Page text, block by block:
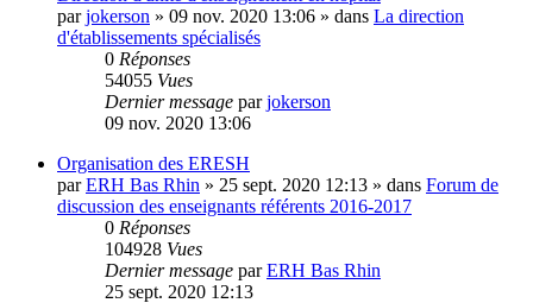
parjokerson » 09 nov. 2020 13:06 » dans La direction
d'établissements spécialisés
0 Réponses
54055 Vues
Dernier message parjokerson
09 nov. 2020 13:06
Organisation des ERESH
parERH Bas Rhin » 25 sept. 2020 12:13 » dans Forum de
discussion des enseignants référents 2016-2017
0 Réponses
104928 Vues
Dernier message parERH Bas Rhin
25 sept. 2020 12:13